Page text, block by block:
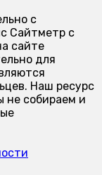
с
Сайтметр с
сайте
для
Наш ресурс
не собираем и